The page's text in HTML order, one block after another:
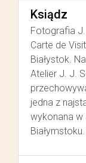
Ksiądz
Fotografia
Carte de
Białystok.
Atelier J. J.
jedna z
wykonana w
Białymstoku.